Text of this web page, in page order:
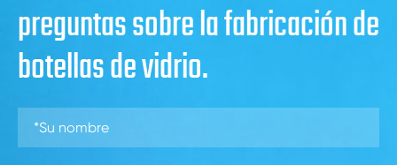
preguntas sobre la fabricación de
botellas de vidrio.